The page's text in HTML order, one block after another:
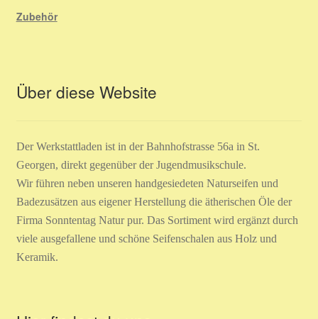
Zubehör
Über diese Website
Der Werkstattladen ist in der Bahnhofstrasse 56a in St.
Georgen, direkt gegenüber der Jugendmusikschule.
Wir führen neben unseren handgesiedeten Naturseifen und
Badezusätzen aus eigener Herstellung die ätherischen Öle der
Firma Sonntentag Natur pur. Das Sortiment wird ergänzt durch
viele ausgefallene und schöne Seifenschalen aus Holz und
Keramik.